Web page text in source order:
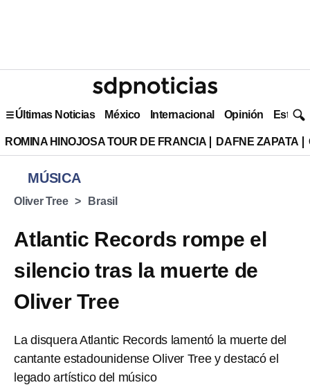
Últimas Noticias México Internacional Opinión Estilo
ROMINA HINOJOSA TOUR DE FRANCIA DAFNE ZAPATA
MÚSICA
Oliver Tree Brasil
Atlantic Records rompe el
silencio tras la muerte de
Oliver Tree
La disquera Atlantic Records lamentó la muerte del
cantante estadounidense Oliver Tree y destacó el
legado artístico del músico